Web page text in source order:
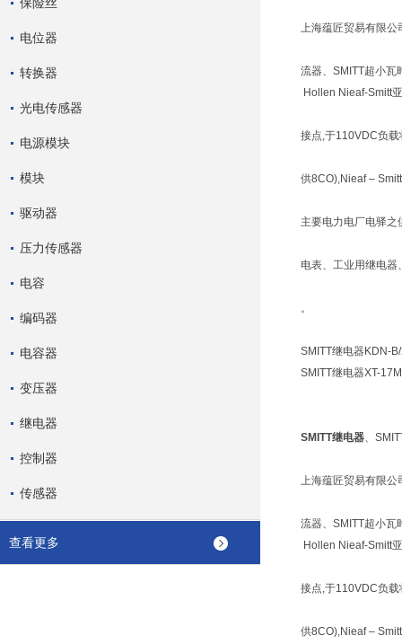
电位器
转换器
光电传感器
电源模块
模块
驱动器
压力传感器
电容
编码器
电容器
变压器
继电器
控制器
传感器
查看更多
上海蕴匠贸易有限公
流器、SMITT超小瓦
Hollen Nieaf-Smitt
接点,于110VDC负
供8CO),Nieaf –
主要电力电厂电驿
电表、工业用继电
。
SMITT继电器KDN-
SMITT继电器XT-
SMITT继电器、
上海蕴匠贸易有限公
流器、SMITT超小瓦
Hollen Nieaf-Smitt
接点,于110VDC负
供8CO),Nieaf –